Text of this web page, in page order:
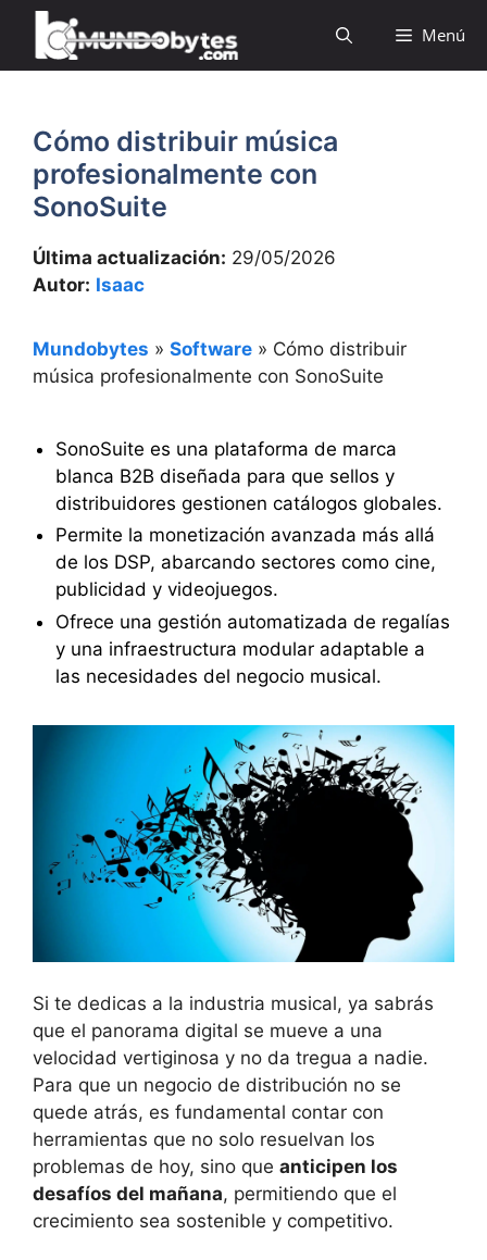
Saltar
contenido
Menú
Cómo distribuir música
profesionalmente con
SonoSuite
Última actualización: 29/05/2026
Autor: Isaac
Mundobytes » Software » Cómo distribuir
música profesionalmente con SonoSuite
SonoSuite es una plataforma de marca
blanca B2B diseñada para que sellos y
distribuidores gestionen catálogos globales.
Permite la monetización avanzada más allá
de los DSP, abarcando sectores como cine,
publicidad y videojuegos.
Ofrece una gestión automatizada de regalías
y una infraestructura modular adaptable a
las necesidades del negocio musical.
Si te dedicas a la industria musical, ya sabrás
que el panorama digital se mueve a una
velocidad vertiginosa y no da tregua a nadie.
Para que un negocio de distribución no se
quede atrás, es fundamental contar con
herramientas que no solo resuelvan los
problemas de hoy, sino que anticipen los
desafíos del mañana, permitiendo que el
crecimiento sea sostenible y competitivo.